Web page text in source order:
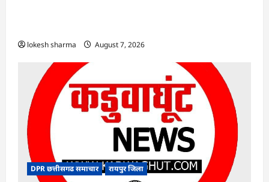
lokesh sharma August 7, 2026
DPR छत्तीसगढ समाचार रायपुर जिला